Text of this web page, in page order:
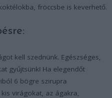
fröccsbe is keverhető.
kell szednünk. Egészséges,
gyűjtsünk! Ha elegendőt
6 bögre szirupra
virágokat, az ágakra,